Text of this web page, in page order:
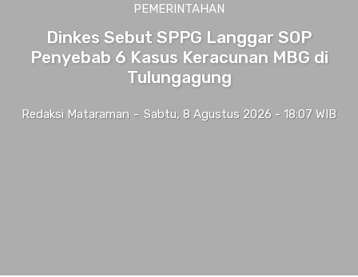
PEMERINTAHAN
Dinkes Sebut SPPG Langgar SOP
Penyebab 6 Kasus Keracunan MBG di
Tulungagung
Redaksi Mataraman - Sabtu, 8 Agustus 2026 - 18:07 WIB